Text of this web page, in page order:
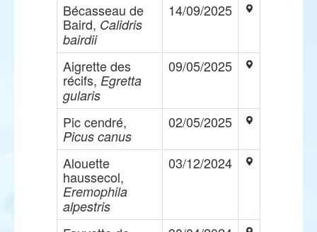
Bécasseau de
Baird, Calidris
bairdii
14/09/2025
Aigrette des
récifs, Egretta
gularis
09/05/2025
Pic cendré,
Picus canus
02/05/2025
Alouette
haussecol,
Eremophila
alpestris
03/12/2024